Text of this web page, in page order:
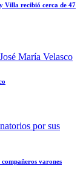
Villa recibió cerca de 47
varones